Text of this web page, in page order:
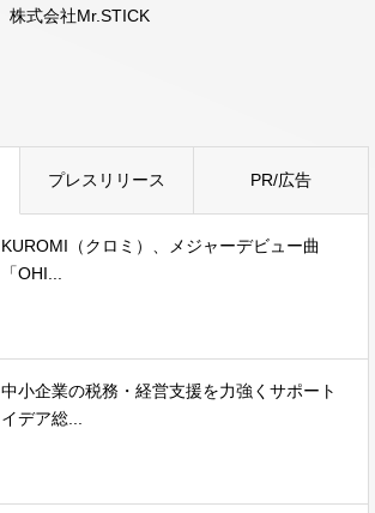
株式会社Mr.STICK
プレスリリース PR/広告
KUROMI（クロミ）、メジャーデビュー曲
「OHI...
中小企業の税務・経営支援を力強くサポート
イデア総...